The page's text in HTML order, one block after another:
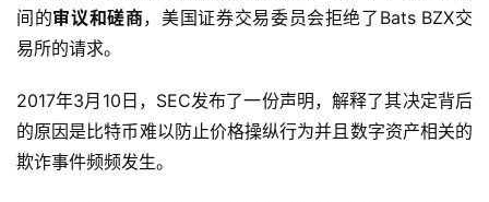
间的审议和磋商，美国证券交易委员会拒绝了Bats BZX交
易所的请求。
2017年3月10日，SEC发布了一份声明，解释了其决定背后
的原因是比特币难以防止价格操纵行为并且数字资产相关的
欺诈事件频频发生。